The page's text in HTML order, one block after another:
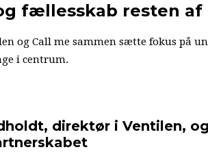
fællesskab resten af
og Call me sammen sætte fokus på
i centrum.
direktør i Ventilen,